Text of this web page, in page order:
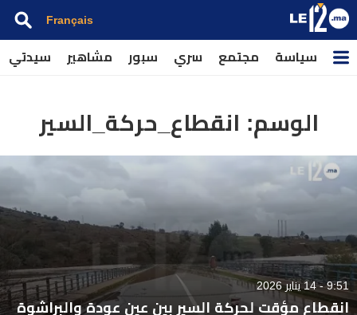
Français
سياسة مجتمع سري سبور مشاهير سيدتي
الوسم: انقطاع_حركة_السير
9:51 - 14 يناير 2026
انقطاع مؤقت لحركة السير بين عين عودة والبراشوة